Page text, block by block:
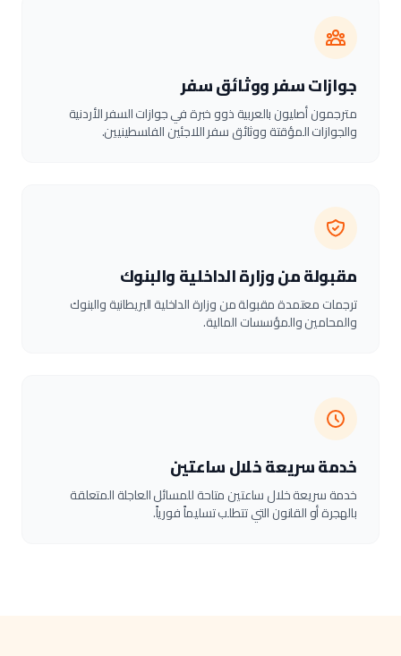
جوازات سفر ووثائق سفر
مترجمون أصليون بالعربية ذوو خبرة في جوازات السفر الأردنية
والجوازات المؤقتة ووثائق سفر اللاجئين الفلسطينيين.
مقبولة من وزارة الداخلية والبنوك
ترجمات معتمدة مقبولة من وزارة الداخلية البريطانية والبنوك
والمحامين والمؤسسات المالية.
خدمة سريعة خلال ساعتين
خدمة سريعة خلال ساعتين متاحة للمسائل العاجلة المتعلقة
بالهجرة أو القانون التي تتطلب تسليماً فورياً.